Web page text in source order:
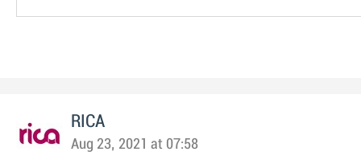
RICA
Aug 23, 2021 at 07:58